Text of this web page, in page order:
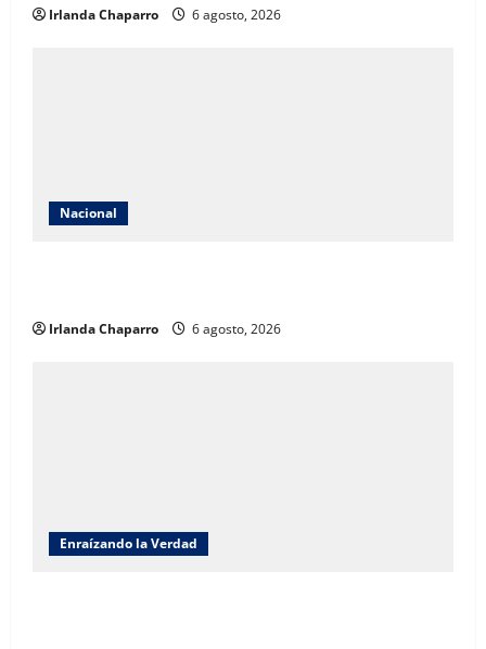
Irlanda Chaparro 6 agosto, 2026
Nacional
Irlanda Chaparro 6 agosto, 2026
Enraízando la Verdad